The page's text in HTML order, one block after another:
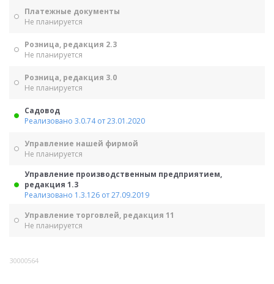
Платежные документы
Не планируется
Розница, редакция 2.3
Не планируется
Розница, редакция 3.0
Не планируется
Садовод
Реализовано 3.0.74 от 23.01.2020
Управление нашей фирмой
Не планируется
Управление производственным предприятием,
редакция 1.3
Реализовано 1.3.126 от 27.09.2019
Управление торговлей, редакция 11
Не планируется
30000564